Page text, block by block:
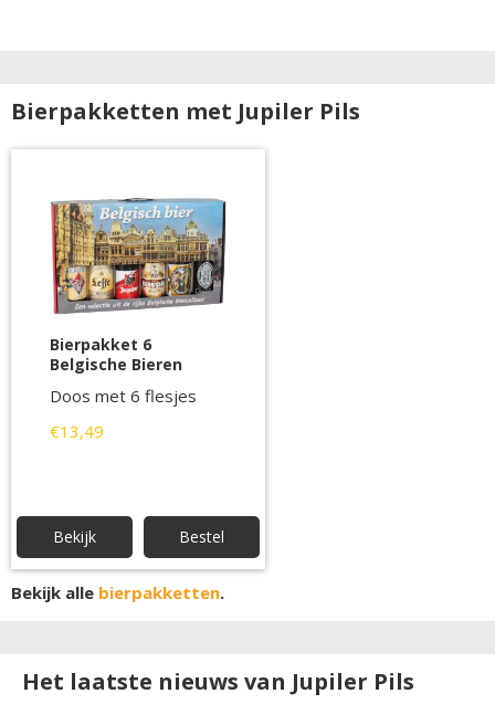
Bierpakketten met Jupiler Pils
Bierpakket 6
Belgische Bieren
Doos met 6 flesjes
€13,49
Bekijk Bestel
Bekijk alle bierpakketten.
Het laatste nieuws van Jupiler Pils